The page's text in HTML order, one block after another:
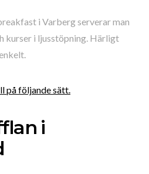
i Varberg serverar man
kurser i ljusstöpning. Härligt
på följande sätt.
i